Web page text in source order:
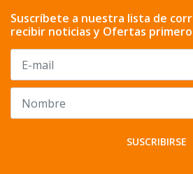
Suscríbete a nuestra lista de
recibir noticias y Ofertas
SUSCRIBIRSE